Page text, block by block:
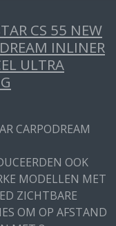
CS 55 NEW
INLINER
ULTRA
CARPODREAM
OOK
MODELLEN MET
ZICHTBARE
OM OP AFSTAND